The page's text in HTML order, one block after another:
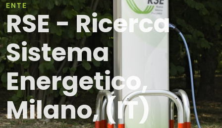
ENTE
RSE - Ricerca
Sistema
Energetico,
Milano, (IT)